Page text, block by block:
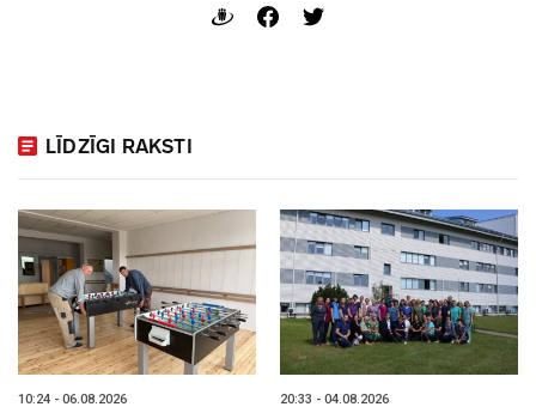
LĪDZĪGI RAKSTI
10:24 - 06.08.2026 20:33 - 04.08.2026